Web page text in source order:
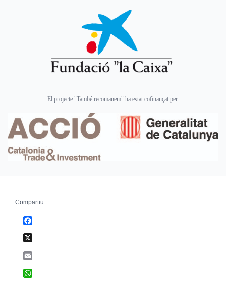
El projecte "També recomanem" ha estat cofinançat per:
Compartiu